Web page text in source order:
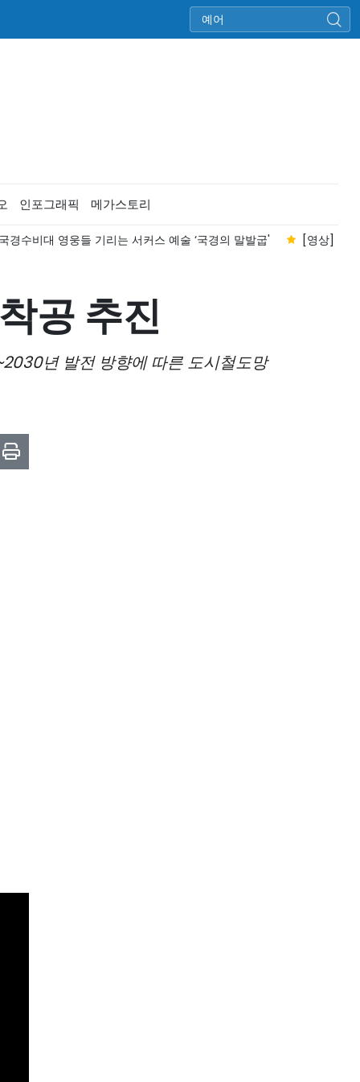
인포그래픽 메가스토리
경수비대 영웅들 기리는 서커스 예술 ‘국경의 말발굽' [영상] 전
공 추진
년 발전 방향에 따른 도시철도망